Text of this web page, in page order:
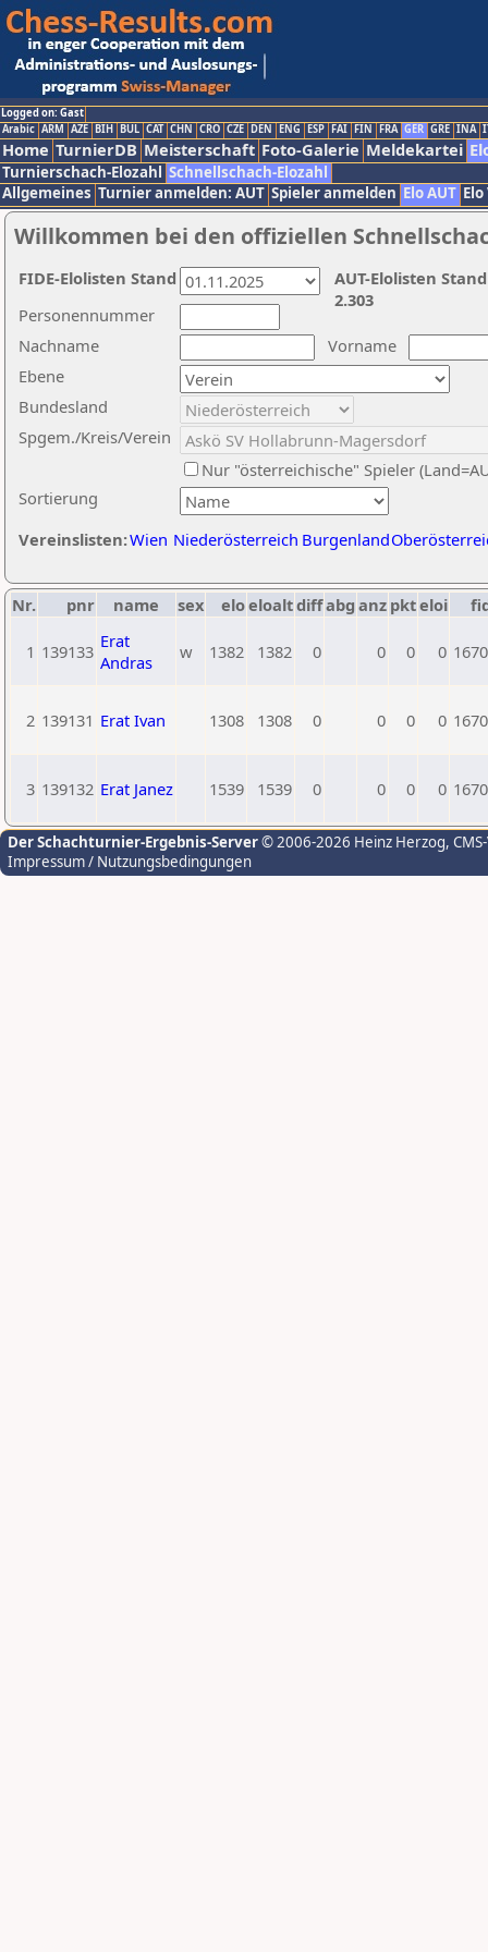
Logged on: Gast
Arabic ARM AZE BIH BUL CAT CHN CRO CZE DEN ENG ESP FAI FIN FRA GER GRE INA
Home TurnierDB Meisterschaft Foto-Galerie Meldekartei
Turnierschach-Elozahl Schnellschach-Elozahl
Allgemeines Turnier anmelden: AUT Spieler anmelden Elo AUT
Willkommen bei den offiziellen
Nachname
Vorname
Ebene
Sortierung
Personennummer
Bundesland
Spgem./Kreis/Verein
Nur "österreichische" Spieler
Vereinslisten:Wien Niederösterreich Burgenland
AUT-Elolisten
2.303
FIDE-Elolisten Stand
Nr. pnr name sex eloeloaltdiffabg anz pkteloi
1 139133 Erat
Andras
w 1382 1382 0 0 0 0
2 139131 Erat Ivan 1308 1308 0 0 0 0
3 139132 Erat Janez 1539 1539 0 0 0 0
Der Schachturnier-Ergebnis-Server© 2006-2026 Heinz Herzog,
Impressum / Nutzungsbedingungen